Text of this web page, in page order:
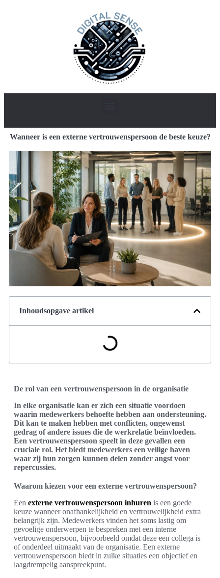
Wanneer is een externe vertrouwenspersoon de beste keuze?
Inhoudsopgave artikel
De rol van een vertrouwenspersoon in de organisatie
In elke organisatie kan er zich een situatie voordoen
waarin medewerkers behoefte hebben aan ondersteuning.
Dit kan te maken hebben met conflicten, ongewenst
gedrag of andere issues die de werkrelatie beïnvloeden.
Een vertrouwenspersoon speelt in deze gevallen een
cruciale rol. Het biedt medewerkers een veilige haven
waar zij hun zorgen kunnen delen zonder angst voor
repercussies.
Waarom kiezen voor een externe vertrouwenspersoon?
Een externe vertrouwenspersoon inhuren is een goede
keuze wanneer onafhankelijkheid en vertrouwelijkheid extra
belangrijk zijn. Medewerkers vinden het soms lastig om
gevoelige onderwerpen te bespreken met een interne
vertrouwenspersoon, bijvoorbeeld omdat deze een collega is
of onderdeel uitmaakt van de organisatie. Een externe
vertrouwenspersoon biedt in zulke situaties een objectief en
laagdrempelig aanspreekpunt.